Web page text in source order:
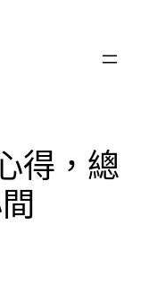
得，總